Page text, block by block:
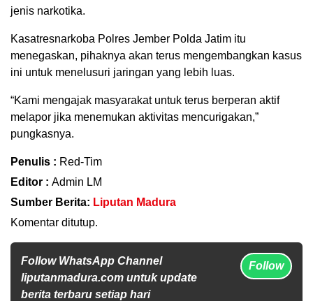
jenis narkotika.
Kasatresnarkoba Polres Jember Polda Jatim itu
menegaskan, pihaknya akan terus mengembangkan kasus
ini untuk menelusuri jaringan yang lebih luas.
“Kami mengajak masyarakat untuk terus berperan aktif
melapor jika menemukan aktivitas mencurigakan,”
pungkasnya.
Penulis : Red-Tim
Editor : Admin LM
Sumber Berita: Liputan Madura
Komentar ditutup.
Follow WhatsApp Channel
liputanmadura.com untuk update
berita terbaru setiap hari
Follow